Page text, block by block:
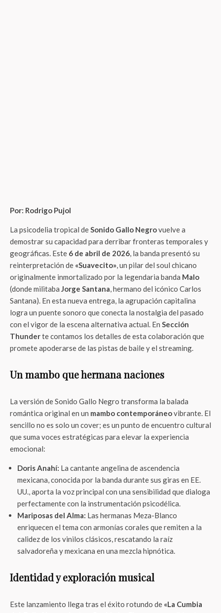
Por: Rodrigo Pujol
La psicodelia tropical deSonido Gallo Negrovuelve a
demostrar su capacidad para derribar fronteras temporales y
geográficas. Este 6 de abril de 2026, la banda presentó su
reinterpretación de «Suavecito», un pilar del soul chicano
originalmente inmortalizado por la legendaria banda Malo
(donde militaba Jorge Santana, hermano del icónico Carlos
Santana). En esta nueva entrega, la agrupación capitalina
logra un puente sonoro que conecta la nostalgia del pasado
con el vigor de la escena alternativa actual. En Sección
Thunderte contamos los detalles de esta colaboración que
promete apoderarse de las pistas de baile y el streaming.
Un mambo que hermana naciones
La versión de Sonido Gallo Negro transforma la balada
romántica original en un mambo contemporáneovibrante. El
sencillo no es solo un cover; es un punto de encuentro cultural
que suma voces estratégicas para elevar la experiencia
emocional:
Doris Anahí: La cantante angelina de ascendencia
mexicana, conocida por la banda durante sus giras en EE.
UU., aporta la voz principal con una sensibilidad que dialoga
perfectamente con la instrumentación psicodélica.
Mariposas del Alma: Las hermanas Meza-Blanco
enriquecen el tema con armonías corales que remiten a la
calidez de los vinilos clásicos, rescatando la raíz
salvadoreña y mexicana en una mezcla hipnótica.
Identidad y exploración musical
Este lanzamiento llega tras el éxito rotundo de «La Cumbia